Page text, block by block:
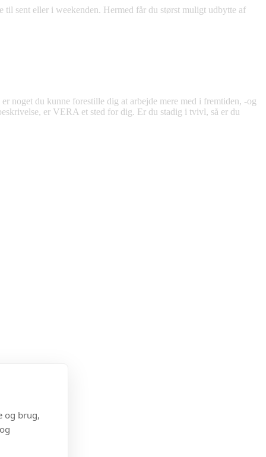
og brug,
sent eller i weekenden. Hermed får du størst muligt udbytte af
noget du kunne forestille dig at arbejde mere med i fremtiden, -og
er VERA et sted for dig. Er du stadig i tvivl, så er du